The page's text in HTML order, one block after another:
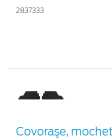
2837333
Covoraşe,